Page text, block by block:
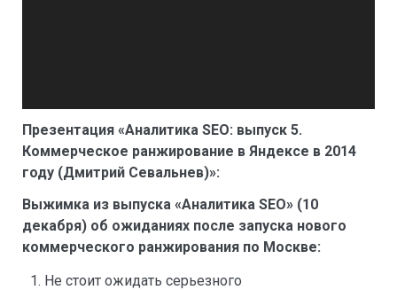
Презентация «Аналитика SEO: выпуск 5.
Коммерческое ранжирование в Яндексе в 2014
году (Дмитрий Севальнев)»:
Выжимка из выпуска «Аналитика SEO» (10
декабря) об ожиданиях после запуска нового
коммерческого ранжирования по Москве:
Не стоит ожидать серьезного